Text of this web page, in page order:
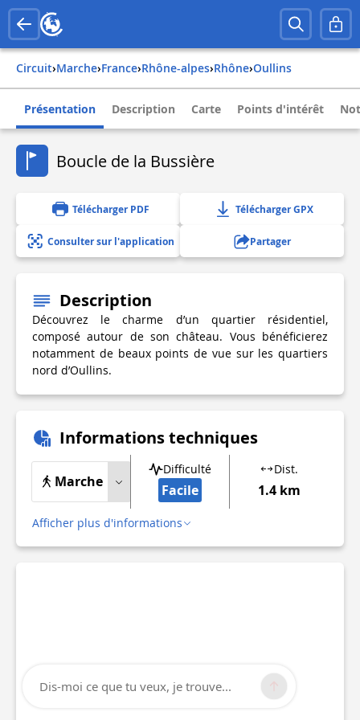
Circuit› Marche› france› rhône-alpes› rhône› oullins
Présentation Description Carte Points d'intérêt
Boucle de la Bussière
Télécharger PDF Télécharger GPX
Consulter sur l'application Partager
Description
Découvrez le charme d’un quartier résidentiel,
composé autour de son château. Vous bénéficierez
notamment de beaux points de vue sur les quartiers
nord d’Oullins.
Informations techniques
Marche
Difficulté
Facile
Dist.
1.4 km
Afficher plus d'informations
Dis-moi ce que tu veux, je trouve...